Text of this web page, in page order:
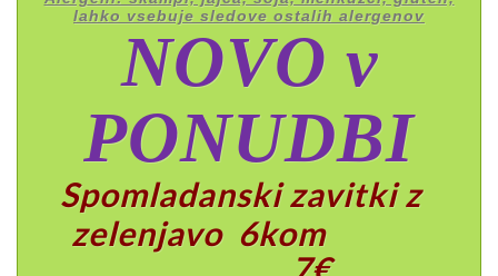
lahko vsebuje sledove ostalih alergenov
NOVO v
PONUDBI
Spomladanski zavitki z
zelenjavo 6kom